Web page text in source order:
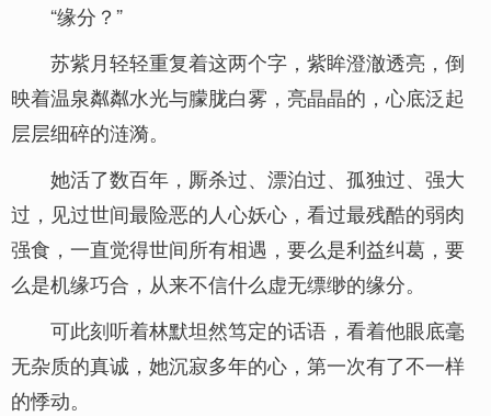
“缘分？”
苏紫月轻轻重复着这两个字，紫眸澄澈透亮，倒
映着温泉粼粼水光与朦胧白雾，亮晶晶的，心底泛起
层层细碎的涟漪。
她活了数百年，厮杀过、漂泊过、孤独过、强大
过，见过世间最险恶的人心妖心，看过最残酷的弱肉
强食，一直觉得世间所有相遇，要么是利益纠葛，要
么是机缘巧合，从来不信什么虚无缥缈的缘分。
可此刻听着林默坦然笃定的话语，看着他眼底毫
无杂质的真诚，她沉寂多年的心，第一次有了不一样
的悸动。